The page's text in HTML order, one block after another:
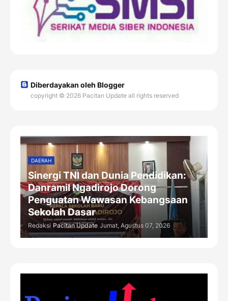
Diberdayakan oleh Blogger
copyright © 2026 Pacitan Update all rights reserved
DAERAH
Sinergi TNI dan Dunia Pendidikan:
Danramil Ngadirojo Dorong
Penguatan Wawasan Kebangsaan
Sekolah Dasar
Redaksi Pacitan Update Jumat, Agustus 07, 2026